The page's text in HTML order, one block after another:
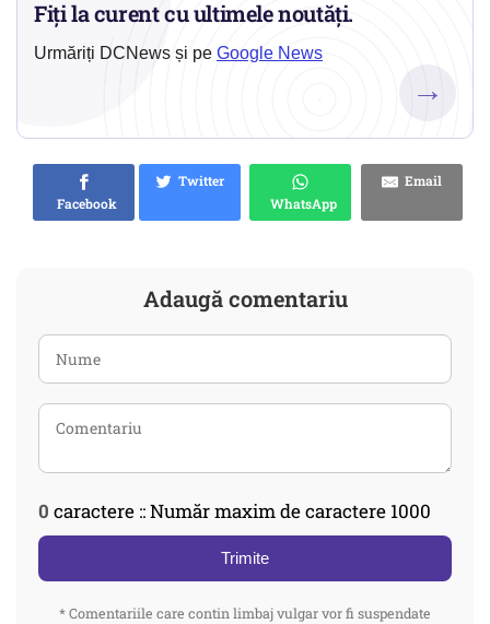
Fiți la curent cu ultimele noutăți.
Urmăriți DCNews și pe Google News
→
Facebook
Twitter
WhatsApp
Email
Adaugă comentariu
0 caractere :: Număr maxim de caractere 1000
Trimite
* Comentariile care contin limbaj vulgar vor fi suspendate